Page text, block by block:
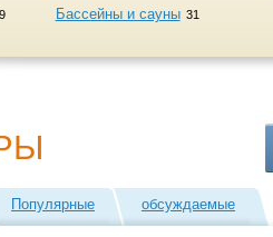
Бассейны и сауны 31
Популярные обсуждаемые